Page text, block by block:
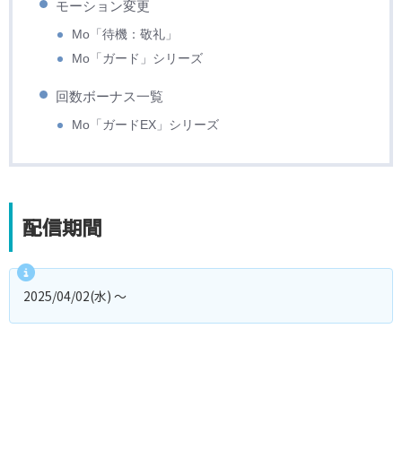
モーション変更
Mo「待機：敬礼」
Mo「ガード」シリーズ
回数ボーナス一覧
Mo「ガードEX」シリーズ
配信期間
2025/04/02(水) ～